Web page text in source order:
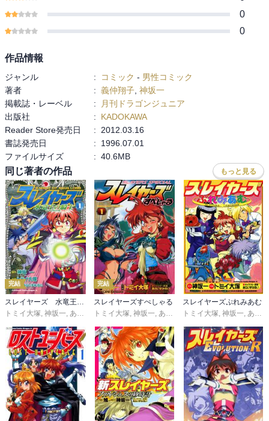
0
0
作品情報
ジャンル : コミック - 男性コミック
著者
: 義仲翔子 神坂一
掲載誌・レーベル
:
月刊ドラゴンジュニア
出版社
:
KADOKAWA
Reader Store発売日
:
2012.03.16
書誌発売日
:
1996.07.01
ファイルサイズ
: 40.6MB
同じ著者の作品 もっと見る
完結
スレイヤーズ 水竜王の騎士
トミイ大塚, 神坂一, あらいずみるい
完結
スレイヤーズすぺしゃる
トミイ大塚, 神坂一, あらいずみるい
スレイヤーズぷれみあむ
トミイ大塚, 神坂一, あらいずみるい